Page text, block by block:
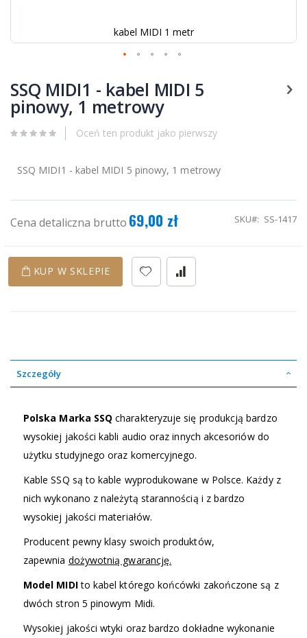
kabel MIDI 1 metr
na
początek
galerii
SSQ MIDI1 - kabel MIDI 5
pinowy, 1 metrowy
Oceń ten produkt jako pierwszy
SSQ MIDI1 - kabel MIDI 5 pinowy, 1 metrowy
Cena detaliczna brutto 69,00 zł SKU SS-1417
KUP W SKLEPIE
Szczegóły
Polska Marka SSQ charakteryzuje się produkcją bardzo
wysokiej jakości kabli audio oraz innych akcesoriów do
użytku studyjnego oraz komercyjnego.
Kable SSQ są to kable wyprodukowane w Polsce. Każdy z
nich wykonano z należytą starannością i z bardzo
wysokiej jakości materiałów.
Producent pewny klasy swoich produktów,
zapewnia dożywotnią gwarancję.
Model MIDIto kabel którego końcówki zakończone są z
dwóch stron 5 pinowym Midi.
Wysokiej jakości wtyki oraz bardzo dokładne wykonanie